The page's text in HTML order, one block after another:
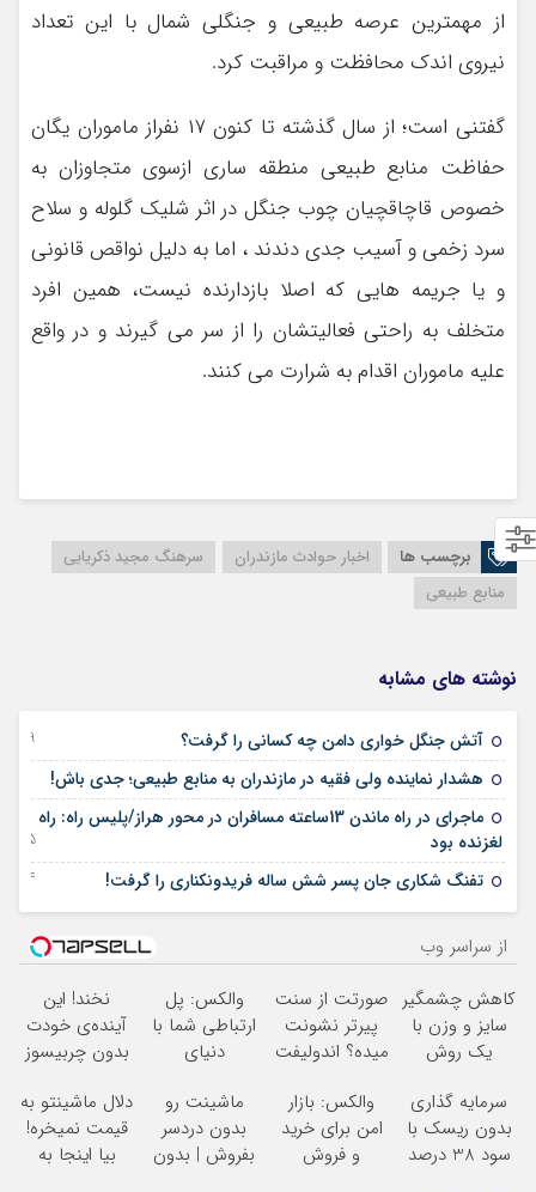
از مهمترین عرصه طبیعی و جنگلی شمال با این تعداد
نیروی اندک محافظت و مراقبت کرد.
گفتنی است؛ از سال گذشته تا کنون ۱۷ نفراز ماموران یگان
حفاظت منابع طبیعی منطقه ساری ازسوی متجاوزان به
خصوص قاچاقچیان چوب جنگل در اثر شلیک گلوله و سلاح
سرد زخمی و آسیب جدی دندند ، اما به دلیل نواقص قانونی
و یا جریمه هایی که اصلا بازدارنده نیست، همین افرد
متخلف به راحتی فعالیتشان را از سر می گیرند و در واقع
علیه ماموران اقدام به شرارت می کنند.
برچسب ها اخبار حوادث مازندران
سرهنگ مجید ذکریایی
منابع طبیعی
نوشته های مشابه
آتش جنگل‌ خواری دامن چه کسانی را گرفت؟ 09 جولای 2024
هشدار نماینده ولی فقیه در مازندران به منابع طبیعی؛ جدی باش!
ماجرای در راه ماندن 13ساعته مسافران در محور هراز/پلیس راه: راه
لغزنده بود
25 ژانویه 2024
تفنگ شکاری جان پسر شش ساله فریدونکناری را گرفت! 24 ژانویه 2024
از سراسر وب
کاهش چشمگیر
سایز و وزن با
یک روش
صورتت از سنت
پیرتر نشونت
میده؟ اندولیفت
والکس: پل
ارتباطی شما با
دنیای
دیجیتال
نخند! این
آینده‌ی خودت
بدون چربیسوز
نشده سفارش
بده)
سرمایه گذاری
بدون ریسک با
سود 38 درصد
والکس: بازار
امن برای خرید
و فروش
ماشینت رو
بدون دردسر
بفروش | بدون
دلال ماشینتو به
قیمت نمیخره!
بیا اینجا به